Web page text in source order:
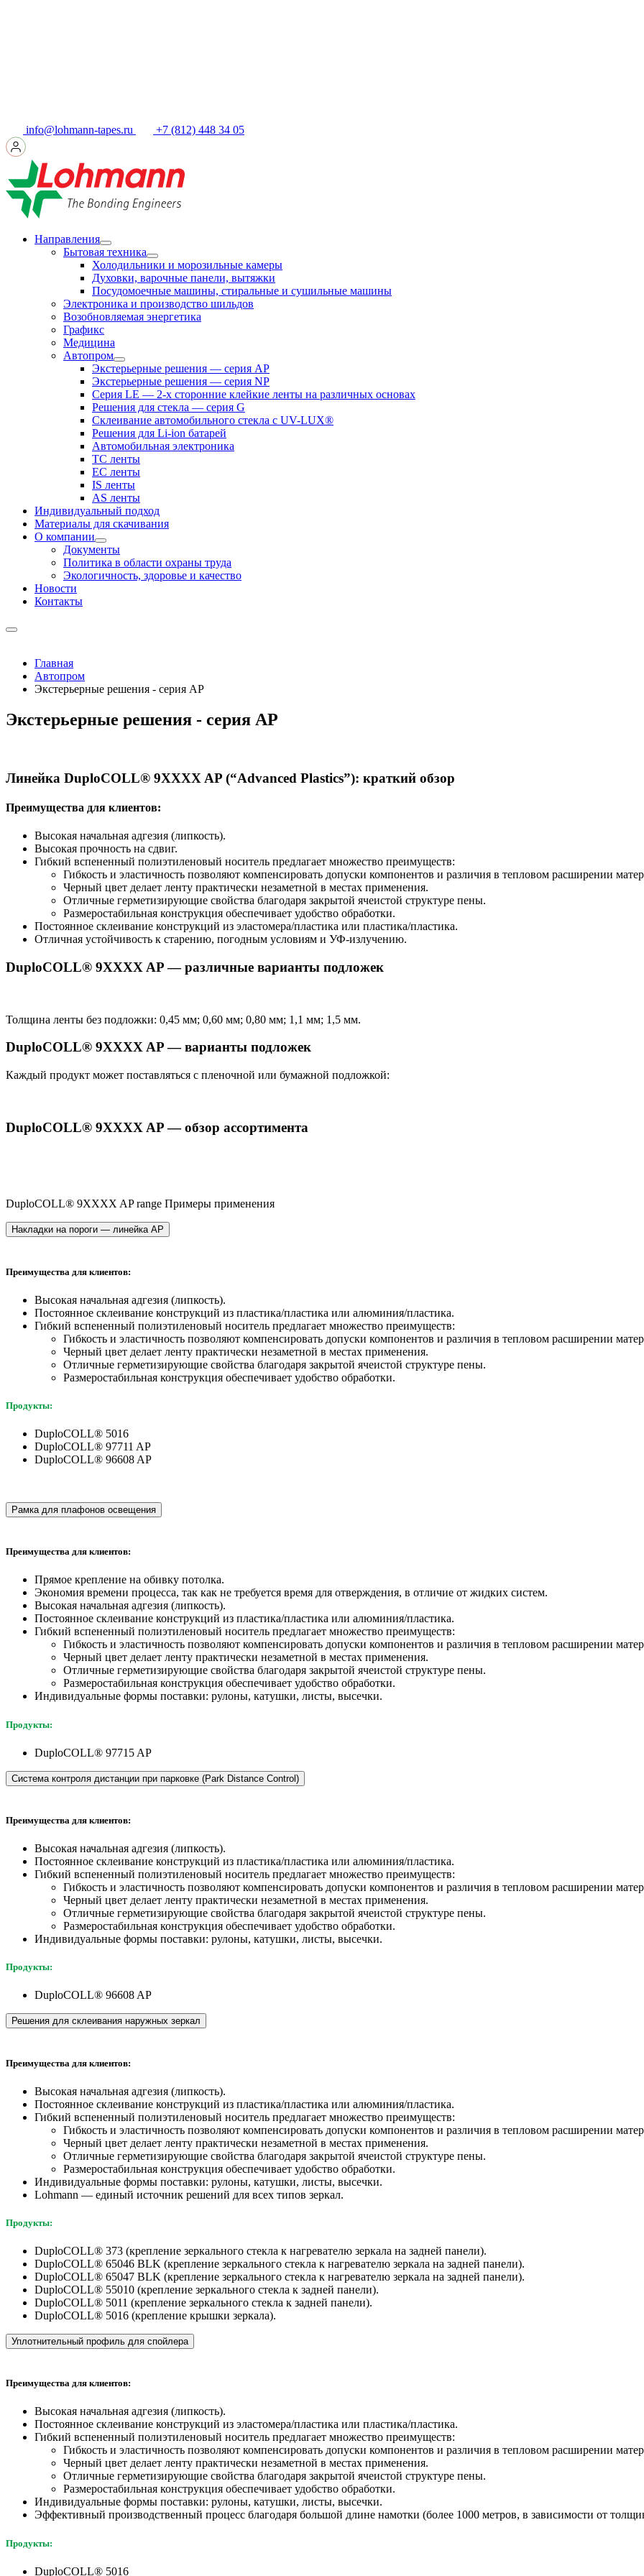
info@lohmann-tapes.ru +7 (812) 448 34 05
Направления
Бытовая техника
Холодильники и морозильные камеры
Духовки, варочные панели, вытяжки
Посудомоечные машины, стиральные и сушильные машины
Электроника и производство шильдов
Возобновляемая энергетика
Графикс
Медицина
Автопром
Экстерьерные решения — серия AP
Экстерьерные решения — серия NP
Серия LE — 2-х сторонние клейкие ленты на различных основах
Решения для стекла — серия G
Склеивание автомобильного стекла с UV-LUX®
Решения для Li-ion батарей
Автомобильная электроника
ТС ленты
ЕС ленты
IS ленты
AS ленты
Индивидуальный подход
Материалы для скачивания
О компании
Документы
Политика в области охраны труда
Экологичность, здоровье и качество
Новости
Контакты
Главная
Автопром
Экстерьерные решения - серия AP
Экстерьерные решения - серия AP
Линейка DuploCOLL® 9XXXX AP (“Advanced Plastics”): краткий обзор
Преимущества для клиентов:
Высокая начальная адгезия (липкость).
Высокая прочность на сдвиг.
Гибкий вспененный полиэтиленовый носитель предлагает множество преимуществ:
Гибкость и эластичность позволяют компенсировать допуски компонентов и различия в тепловом расширении
Черный цвет делает ленту практически незаметной в местах применения.
Отличные герметизирующие свойства благодаря закрытой ячеистой структуре пены.
Размеростабильная конструкция обеспечивает удобство обработки.
Постоянное склеивание конструкций из эластомера/пластика или пластика/пластика.
Отличная устойчивость к старению, погодным условиям и УФ-излучению.
DuploCOLL® 9XXXX AP — различные варианты подложек
Толщина ленты без подложки: 0,45 мм; 0,60 мм; 0,80 мм; 1,1 мм; 1,5 мм.
DuploCOLL® 9XXXX AP — варианты подложек
Каждый продукт может поставляться с пленочной или бумажной подложкой:
DuploCOLL® 9XXXX AP — обзор ассортимента
DuploCOLL® 9XXXX AP range Примеры применения
Накладки на пороги — линейка AP
Преимущества для клиентов:
Высокая начальная адгезия (липкость).
Постоянное склеивание конструкций из пластика/пластика или алюминия/пластика.
Гибкий вспененный полиэтиленовый носитель предлагает множество преимуществ:
Гибкость и эластичность позволяют компенсировать допуски компонентов и различия в тепловом расширении
Черный цвет делает ленту практически незаметной в местах применения.
Отличные герметизирующие свойства благодаря закрытой ячеистой структуре пены.
Размеростабильная конструкция обеспечивает удобство обработки.
Продукты:
DuploCOLL® 5016
DuploCOLL® 97711 AP
DuploCOLL® 96608 AP
Рамка для плафонов освещения
Преимущества для клиентов:
Прямое крепление на обивку потолка.
Экономия времени процесса, так как не требуется время для отверждения, в отличие от жидких систем.
Высокая начальная адгезия (липкость).
Постоянное склеивание конструкций из пластика/пластика или алюминия/пластика.
Гибкий вспененный полиэтиленовый носитель предлагает множество преимуществ:
Гибкость и эластичность позволяют компенсировать допуски компонентов и различия в тепловом расширении
Черный цвет делает ленту практически незаметной в местах применения.
Отличные герметизирующие свойства благодаря закрытой ячеистой структуре пены.
Размеростабильная конструкция обеспечивает удобство обработки.
Индивидуальные формы поставки: рулоны, катушки, листы, высечки.
Продукты:
DuploCOLL® 97715 AP
Система контроля дистанции при парковке (Park Distance Control)
Преимущества для клиентов:
Высокая начальная адгезия (липкость).
Постоянное склеивание конструкций из пластика/пластика или алюминия/пластика.
Гибкий вспененный полиэтиленовый носитель предлагает множество преимуществ:
Гибкость и эластичность позволяют компенсировать допуски компонентов и различия в тепловом расширении
Черный цвет делает ленту практически незаметной в местах применения.
Отличные герметизирующие свойства благодаря закрытой ячеистой структуре пены.
Размеростабильная конструкция обеспечивает удобство обработки.
Индивидуальные формы поставки: рулоны, катушки, листы, высечки.
Продукты:
DuploCOLL® 96608 AP
Решения для склеивания наружных зеркал
Преимущества для клиентов:
Высокая начальная адгезия (липкость).
Постоянное склеивание конструкций из пластика/пластика или алюминия/пластика.
Гибкий вспененный полиэтиленовый носитель предлагает множество преимуществ:
Гибкость и эластичность позволяют компенсировать допуски компонентов и различия в тепловом расширении
Черный цвет делает ленту практически незаметной в местах применения.
Отличные герметизирующие свойства благодаря закрытой ячеистой структуре пены.
Размеростабильная конструкция обеспечивает удобство обработки.
Индивидуальные формы поставки: рулоны, катушки, листы, высечки.
Lohmann — единый источник решений для всех типов зеркал.
Продукты:
DuploCOLL® 373 (крепление зеркального стекла к нагревателю зеркала на задней панели).
DuploCOLL® 65046 BLK (крепление зеркального стекла к нагревателю зеркала на задней панели).
DuploCOLL® 65047 BLK (крепление зеркального стекла к нагревателю зеркала на задней панели).
DuploCOLL® 55010 (крепление зеркального стекла к задней панели).
DuploCOLL® 5011 (крепление зеркального стекла к задней панели).
DuploCOLL® 5016 (крепление крышки зеркала).
Уплотнительный профиль для спойлера
Преимущества для клиентов:
Высокая начальная адгезия (липкость).
Постоянное склеивание конструкций из эластомера/пластика или пластика/пластика.
Гибкий вспененный полиэтиленовый носитель предлагает множество преимуществ:
Гибкость и эластичность позволяют компенсировать допуски компонентов и различия в тепловом расширении
Черный цвет делает ленту практически незаметной в местах применения.
Отличные герметизирующие свойства благодаря закрытой ячеистой структуре пены.
Размеростабильная конструкция обеспечивает удобство обработки.
Индивидуальные формы поставки: рулоны, катушки, листы, высечки.
Эффективный производственный процесс благодаря большой длине намотки (более 1000 метров, в зависимости от
Продукты:
DuploCOLL® 5016